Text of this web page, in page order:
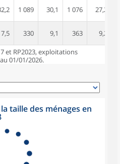
1 089 30,1 1 076 27,2
7,5 330 9,1 363 9,2
et RP2023, exploitations
01/01/2026.
taille des ménages en